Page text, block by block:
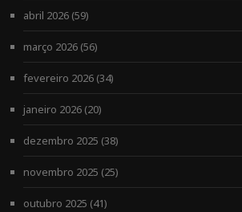
abril 2026(59)
março 2026(56)
fevereiro 2026(34)
janeiro 2026(20)
dezembro 2025 (38)
novembro 2025 (25)
outubro 2025 (41)